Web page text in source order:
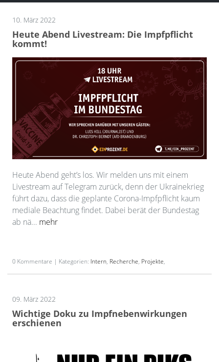
10. März 2022
Heute Abend Livestream: Die Impfpflicht
kommt!
Heute Abend geht’s los. Wir melden uns mit einem
Livestream auf Telegram zurück, denn der Ukrainekrieg
führt dazu, dass die geplante Corona-Impfpflicht kaum
mediale Beachtung findet. Dabei berät der Bundestag
ab nä... mehr
0 Kommentare | Kategorien: Intern, Recherche, Projekte,
09. März 2022
Wichtige Doku zu Impfnebenwirkungen
erschienen